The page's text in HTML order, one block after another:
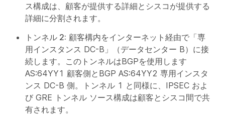
ス構成は、顧客が提供する詳細とシスコが提供する
詳細に分割されます。
トンネル 2: 顧客構内をインターネット経由で「専
用インスタンス DC-B」（データセンター B）に接
続します。このトンネルはBGPを使用します
AS:64YY1 顧客側とBGP AS:64YY2 専用インスタ
ンス DC-B 側。トンネル 1 と同様に、IPSEC およ
び GRE トンネル ソース構成は顧客とシスコ間で共
有されます。